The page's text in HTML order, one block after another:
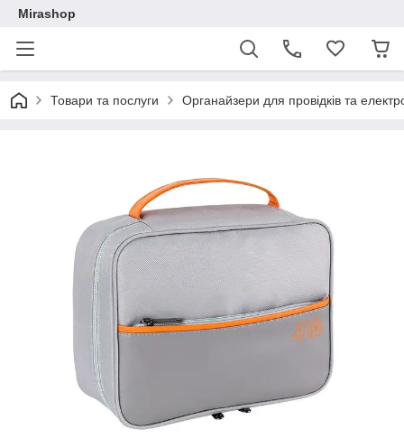
Mirashop
Товари та послуги Органайзери для провідків та